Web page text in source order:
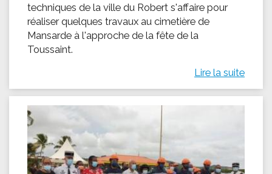
techniques de la ville du Robert s'affaire pour
réaliser quelques travaux au cimetière de
Mansarde à l'approche de la fête de la
Toussaint.
Lire la suite